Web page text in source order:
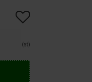
st
Lägg till i favoriter